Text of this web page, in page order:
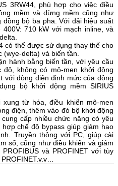
3RW44, phù hợp cho việc điều
mềm và dừng mềm cũng như
đồng bộ ba pha. Với dải hiệu suất
710 kW với mạch inline, và
có thể được sử dụng thay thế cho
(wye-delta) và biến tần.
hành bằng biến tần, với yêu cầu
độ, không có mô-men khởi động
với dòng điện định mức của động
bộ khởi động mềm SIRIUS
từ hóa, điều khiển mô-men
điện, thêm vào đó bộ khởi động
cấp nhiều chức năng có yêu
chế độ bypass giúp giảm hao
Truyền thông với PC, giúp cài
số, cũng như điều khiển và giám
và PROFINET với tùy